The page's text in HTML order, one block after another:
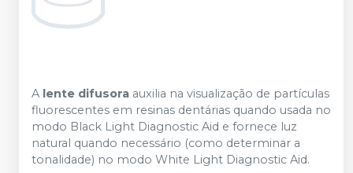
A lente difusora auxilia na visualização de partículas
fluorescentes em resinas dentárias quando usada no
modo Black Light Diagnostic Aid e fornece luz
natural quando necessário (como determinar a
tonalidade) no modo White Light Diagnostic Aid.